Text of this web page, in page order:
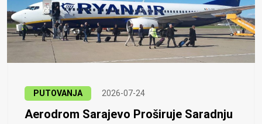
PUTOVANJA 2026-07-24
Aerodrom Sarajevo Proširuje Saradnju